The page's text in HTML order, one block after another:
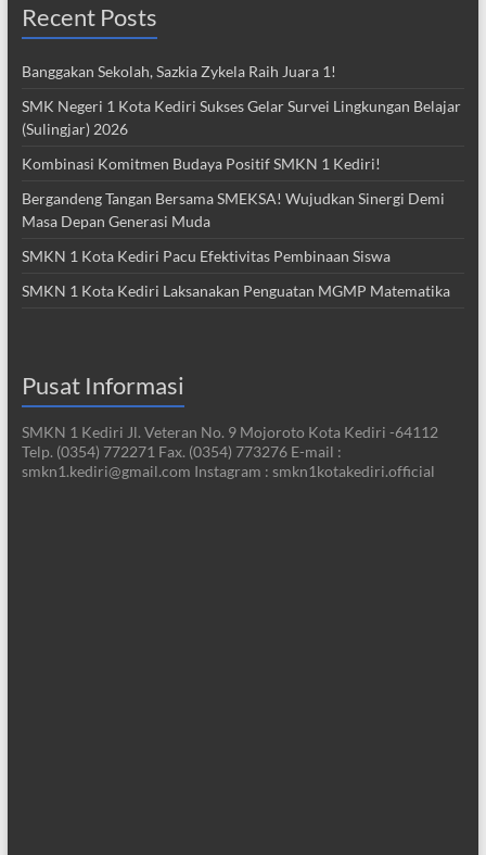
Recent Posts
Banggakan Sekolah, Sazkia Zykela Raih Juara 1!
SMK Negeri 1 Kota Kediri Sukses Gelar Survei Lingkungan Belajar
(Sulingjar) 2026
Kombinasi Komitmen Budaya Positif SMKN 1 Kediri!
Bergandeng Tangan Bersama SMEKSA! Wujudkan Sinergi Demi
Masa Depan Generasi Muda
SMKN 1 Kota Kediri Pacu Efektivitas Pembinaan Siswa
SMKN 1 Kota Kediri Laksanakan Penguatan MGMP Matematika
Pusat Informasi
SMKN 1 Kediri Jl. Veteran No. 9 Mojoroto Kota Kediri -64112
Telp. (0354) 772271 Fax. (0354) 773276 E-mail :
smkn1.kediri@gmail.com Instagram : smkn1kotakediri.official